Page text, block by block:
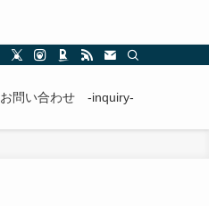
お問い合わせ -inquiry-